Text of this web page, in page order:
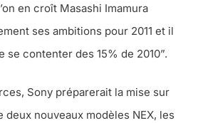
en croît Masashi Imamura
ses ambitions pour 2011 et il
se contenter des 15% de 2010”.
Sony préparerait la mise sur
deux nouveaux modèles NEX, les